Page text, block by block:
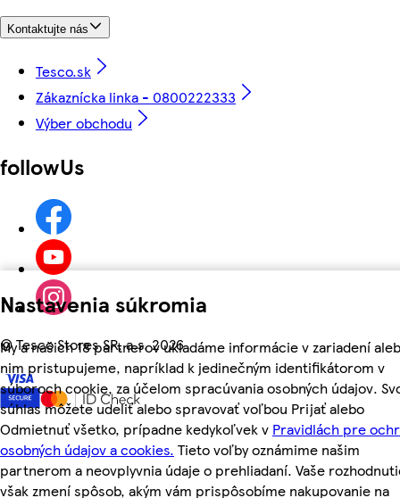
Nastavenia súkromia
My a našich 18 partnerov ukladáme informácie v zariadení
nim pristupujeme, napríklad k jedinečným identifikátorom v
súboroch cookie, za účelom spracúvania osobných údajov.
súhlas môžete udeliť alebo spravovať voľbou Prijať alebo
Odmietnuť všetko, prípadne kedykoľvek v Pravidlách pre
osobných údajov a cookies. Tieto voľby oznámime našim
partnerom a neovplyvnia údaje o prehliadaní. Vaše
však zmení spôsob, akým vám prispôsobíme nakupovanie na
Kontaktujte nás
Tesco.sk
Zákaznícka linka - 0800222333
Výber obchodu
followUs
©Tesco Stores SR, a.s. 2026